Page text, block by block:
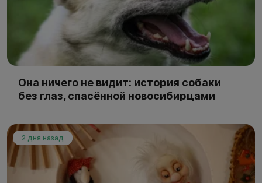
Она ничего не видит: история собаки
без глаз, спасённой новосибирцами
2 дня назад